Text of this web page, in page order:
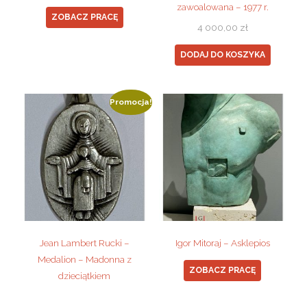
ZOBACZ PRACĘ
zawoalowana – 1977 r.
4 000,00 zł
DODAJ DO KOSZYKA
Promocja!
Jean Lambert Rucki –
Medalion – Madonna z
dzieciątkiem
Igor Mitoraj – Asklepios
ZOBACZ PRACĘ